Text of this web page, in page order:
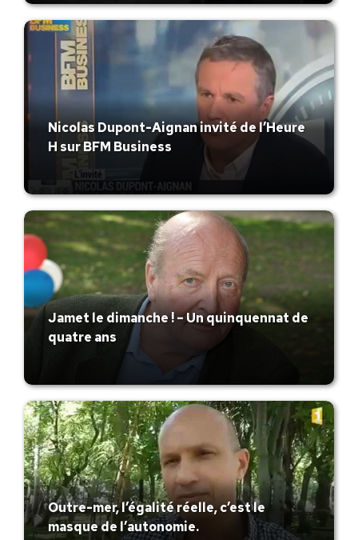
Nicolas Dupont-Aignan invité de l’Heure
H sur BFM Business
Jamet le dimanche ! – Un quinquennat de
quatre ans
Outre-mer, l’égalité réelle, c’est le
masque de l’autonomie.